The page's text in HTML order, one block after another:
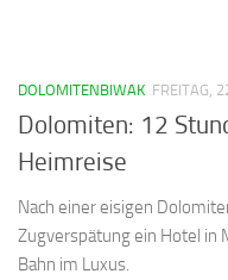
DOLOMITENBIWAK FREITAG,
Dolomiten: 12
Heimreise
Nach einer eisigen
Zugverspätung ein Hotel in
Bahn im Luxus.